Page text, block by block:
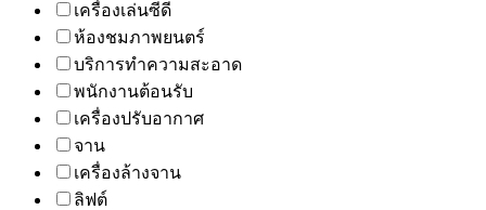
เครื่องเล่นซีดี
ห้องชมภาพยนตร์
บริการทำความสะอาด
พนักงานต้อนรับ
เครื่องปรับอากาศ
จาน
เครื่องล้างจาน
ลิฟต์